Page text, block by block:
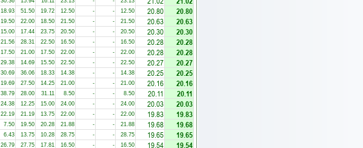
18.93 51.50 19.72 12.50 - - 12.50 20.80 20.80
19.50 22.00 18.50 21.50 - - 21.50 20.63 20.63
15.00 17.44 23.75 20.50 - - 20.50 20.30 20.30
21.56 28.31 22.50 16.50 - - 16.50 20.28 20.28
17.50 21.00 17.50 22.00 - - 22.00 20.28 20.28
29.38 14.69 15.50 22.50 - - 22.50 20.27 20.27
30.69 36.06 18.33 14.38 - - 14.38 20.25 20.25
19.69 27.50 14.25 21.00 - - 21.00 20.16 20.16
38.79 28.00 31.11 8.50 - - 8.50 20.11 20.11
24.38 12.25 15.00 24.00 - - 24.00 20.03 20.03
22.19 21.19 13.75 22.00 - - 22.00 19.83 19.83
7.50 19.50 20.28 21.88 - - 21.88 19.68 19.68
6.43 13.75 10.28 28.75 - - 28.75 19.65 19.65
26.79 27.75 17.81 16.50 - - 16.50 19.54 19.54